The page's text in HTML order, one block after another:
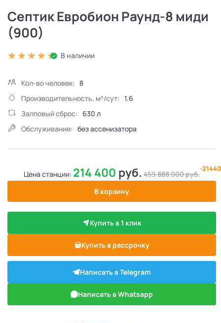
Септик Евробион Раунд-8 миди
(900)
В наличии
Кол-во человек:
8
Производительность, м³/сут: 1.6
Залповый сброс:
630 л
Обслуживание: без ассенизатора
Цена станции: 214 400 руб. 459 888 000руб.
-
В корзину
Купить в 1 клик
Купить в рассрочку
Написать в Telegram
Написать в Whatsapp